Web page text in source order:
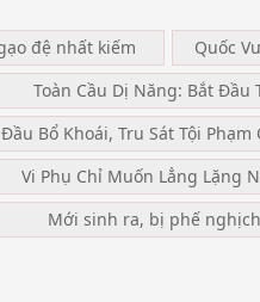
đệ nhất kiếm Quốc
Toàn Cầu Dị Năng: Bắt Đầu
Bổ Khoái, Tru Sát Tội
Vi Phụ Chỉ Muốn Lẳng Lặng
Mới sinh ra, bị phế